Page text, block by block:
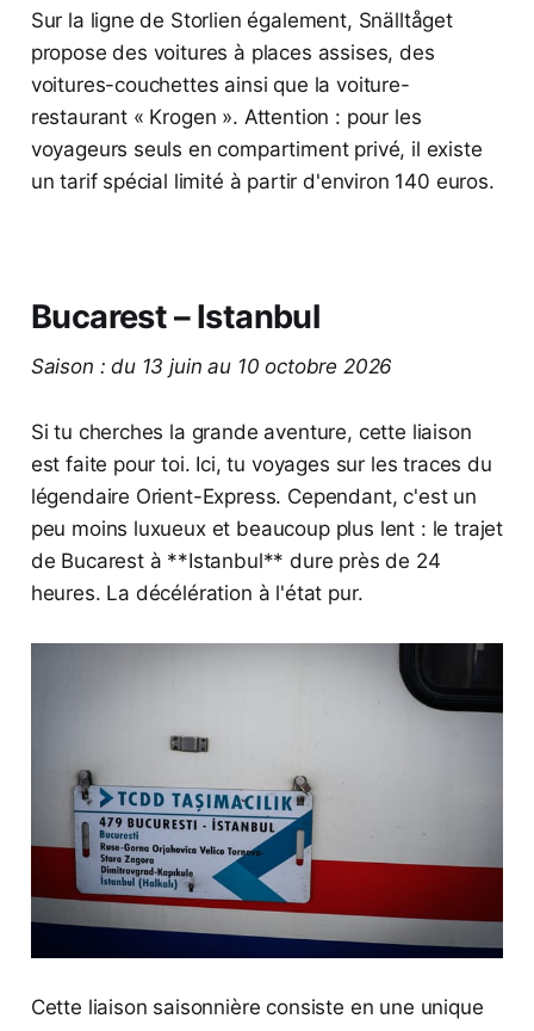
Sur la ligne de Storlien également, Snälltåget
propose des voitures à places assises, des
voitures-couchettes ainsi que la voiture-
restaurant « Krogen ». Attention : pour les
voyageurs seuls en compartiment privé, il existe
un tarif spécial limité à partir d'environ 140 euros.
Bucarest – Istanbul
Saison : du 13 juin au 10 octobre 2026
Si tu cherches la grande aventure, cette liaison
est faite pour toi. Ici, tu voyages sur les traces du
légendaire Orient-Express. Cependant, c'est un
peu moins luxueux et beaucoup plus lent : le trajet
de Bucarest à **Istanbul** dure près de 24
heures. La décélération à l'état pur.
Cette liaison saisonnière consiste en une unique